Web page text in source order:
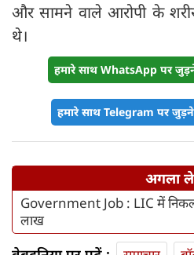
और सामने वाले आरोपी के
थे।
हमारे साथ WhatsApp पर
हमारे साथ Telegram पर
अगला
Government Job : LIC में
लाख